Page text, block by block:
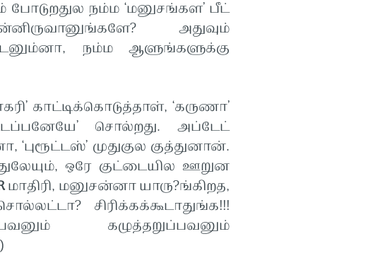
போடுறதுல நம்ம ‘மனுசங்கள’ பீட்
அதுவும்
நம்ம ஆளுங்களுக்கு
‘கருணா’
சொல்றது. அப்டேட்
முதுகுல குத்துனான்.
ஒரே குட்டையில ஊறுன
மாதிரி, மனுசன்னா யாரு?ங்கிறத,
சிரிக்கக்கூடாதுங்க!!!
கழுத்தறுப்பவனும்